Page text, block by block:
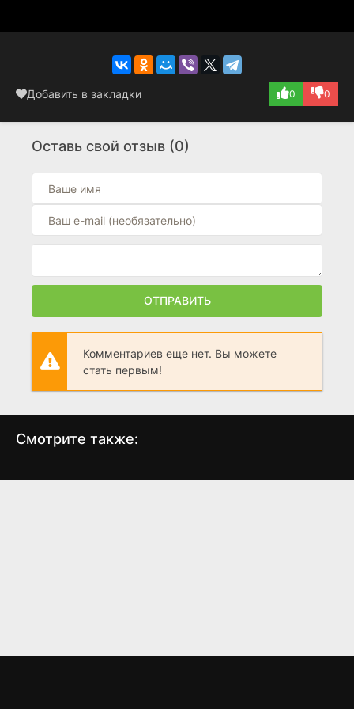
Добавить в закладки 0 0
Оставь свой отзыв (0)
ОТПРАВИТЬ
Комментариев еще нет. Вы можете
стать первым!
Смотрите также:
Везунчик Крид 2